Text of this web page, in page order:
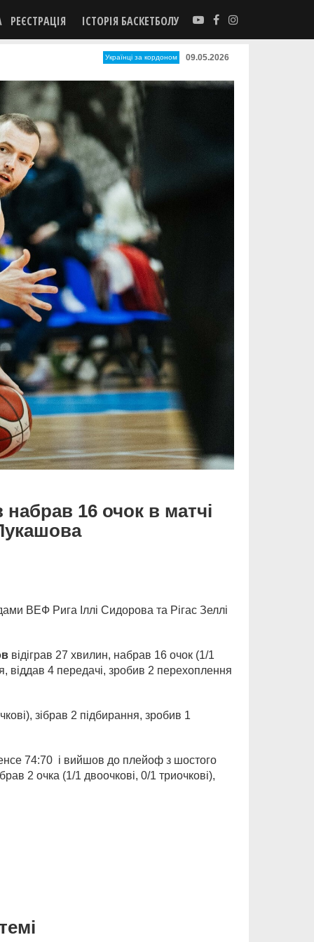
РЕЄСТРАЦІЯ ІСТОРІЯ БАСКЕТБОЛУ
Українці за кордоном 09.05.2026
16 очок в матчі
ВЕФ Рига Іллі Сидорова та Рігас Зеллі
відіграв 27 хвилин, набрав 16 очок (1/1
віддав 4 передачі, зробив 2 перехоплення
зібрав 2 підбирання, зробив 1
74:70 і вийшов до плейоф з шостого
2 очка (1/1 двоочкові, 0/1 триочкові),